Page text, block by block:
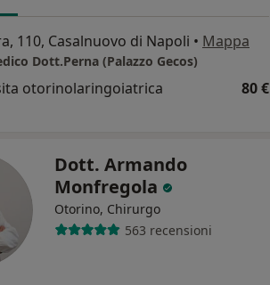
110, Casalnuovo di Napoli • Mappa
Dott.Perna (Palazzo Gecos)
otorinolaringoiatrica 80 €
Dott. Armando
Monfregola
Otorino, Chirurgo
563 recensioni